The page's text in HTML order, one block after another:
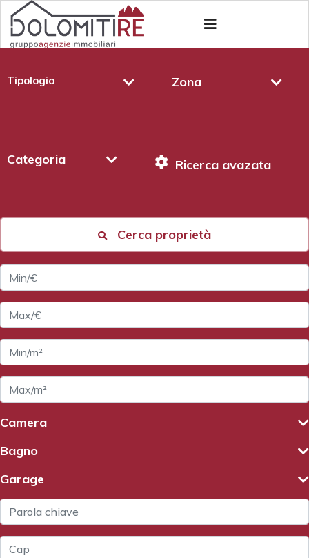
Tipologia Zona
Categoria Ricerca avazata
Cerca proprietà
Camera
Bagno
Garage